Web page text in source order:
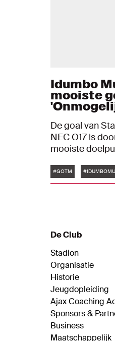
Idumbo
mooiste
De goal van
NEC O17 is
mooiste
Tadic en pakte
Trophy. De
Tags
#GOTM
De Club
Stadion
Organisatie
Historie
Jeugdopleiding
Ajax Coaching
Sponsors &
Business
Maatschappelijk